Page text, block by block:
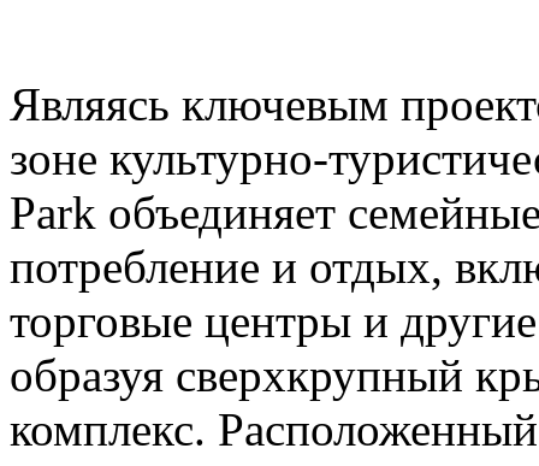
Являясь ключевым
зоне культурно-
Park объединяет
потребление и отдых,
торговые центры и
образуя сверхкрупный
комплекс.